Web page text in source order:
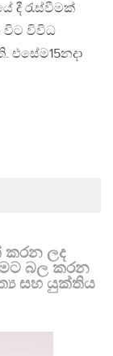
දී රැස්වීමක්
විට විවිධ
ලද
බල කරන
සහ යුක්තිය